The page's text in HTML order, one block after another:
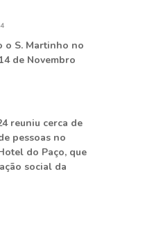
o S. Martinho no
de Novembro
reuniu cerca de
pessoas no
do Paço, que
social da